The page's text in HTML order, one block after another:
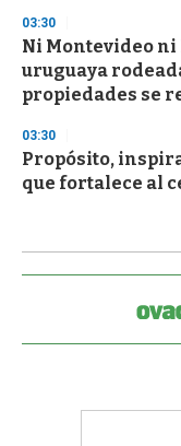
03:30
Ni Montevideo ni
uruguaya
propiedades se
03:30
Propósito,
que fortalece al